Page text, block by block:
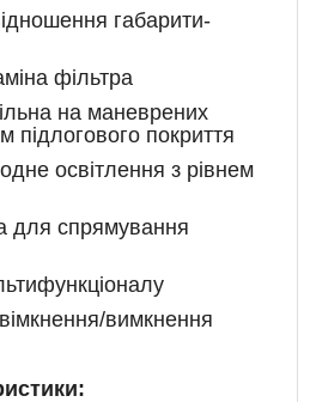
габарити-
фільтра
на маневрених
підлогового покриття
освітлення з рівнем
для спрямування
вимкнення